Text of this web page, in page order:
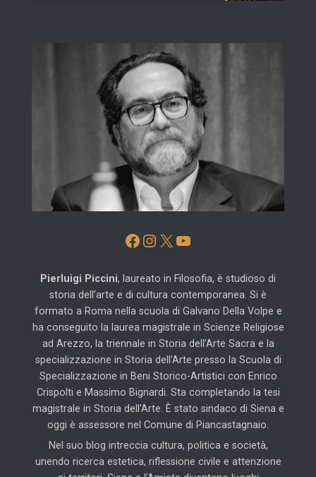
Facebook
Instagram
X YouTube
Pierluigi Piccini, laureato in Filosofia, è studioso di
storia dell’arte e di cultura contemporanea. Si è
formato a Roma nella scuola di Galvano Della Volpe e
ha conseguito la laurea magistrale in Scienze Religiose
ad Arezzo, la triennale in Storia dell’Arte Sacra e la
specializzazione in Storia dell’Arte presso la Scuola di
Specializzazione in Beni Storico-Artistici con Enrico
Crispolti e Massimo Bignardi. Sta completando la tesi
magistrale in Storia dell’Arte. È stato sindaco di Siena e
oggi è assessore nel Comune di Piancastagnaio.
Nel suo blog intreccia cultura, politica e società,
unendo ricerca estetica, riflessione civile e attenzione